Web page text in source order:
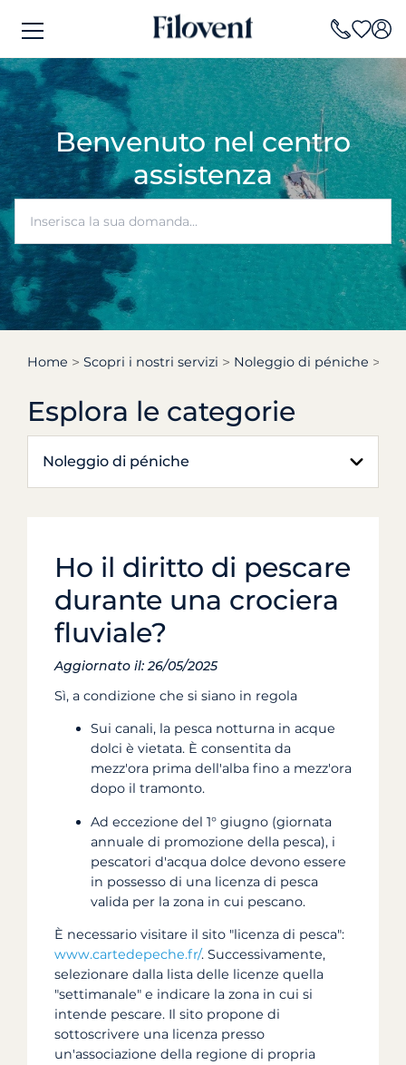
Benvenuto nel centro
assistenza
Home Scopri i nostri servizi Noleggio di péniche
Esplora le categorie
Noleggio di péniche
Ho il diritto di pescare
durante una crociera
fluviale?
Aggiornato il: 26/05/2025
Sì, a condizione che si siano in regola
Sui canali, la pesca notturna in acque
dolci è vietata. È consentita da
mezz'ora prima dell'alba fino a mezz'ora
dopo il tramonto.
Ad eccezione del 1° giugno (giornata
annuale di promozione della pesca), i
pescatori d'acqua dolce devono essere
in possesso di una licenza di pesca
valida per la zona in cui pescano.
È necessario visitare il sito "licenza di pesca":
www.cartedepeche.fr/. Successivamente,
selezionare dalla lista delle licenze quella
"settimanale" e indicare la zona in cui si
intende pescare. Il sito propone di
sottoscrivere una licenza presso
un'associazione della regione di propria